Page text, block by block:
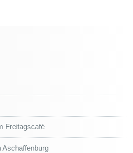
Freitagscafé
Aschaffenburg